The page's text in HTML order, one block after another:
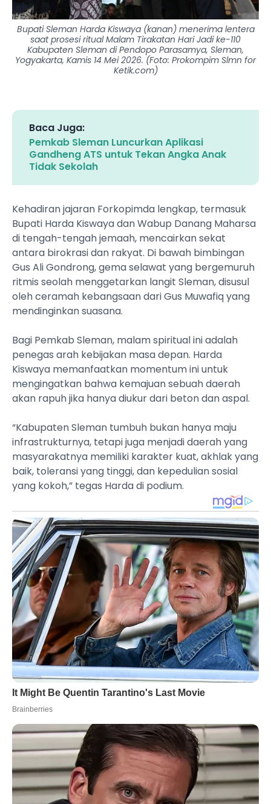
Bupati Sleman Harda Kiswaya (kanan) menerima lentera
saat prosesi ritual Malam Tirakatan Hari Jadi ke-110
Kabupaten Sleman di Pendopo Parasamya, Sleman,
Yogyakarta, Kamis 14 Mei 2026. (Foto: Prokompim Slmn for
Ketik.com)
Baca Juga:
Pemkab Sleman Luncurkan Aplikasi
Gandheng ATS untuk Tekan Angka Anak
Tidak Sekolah
Kehadiran jajaran Forkopimda lengkap, termasuk
Bupati Harda Kiswaya dan Wabup Danang Maharsa
di tengah-tengah jemaah, mencairkan sekat
antara birokrasi dan rakyat. Di bawah bimbingan
Gus Ali Gondrong, gema selawat yang bergemuruh
ritmis seolah menggetarkan langit Sleman, disusul
oleh ceramah kebangsaan dari Gus Muwafiq yang
mendinginkan suasana.
Bagi Pemkab Sleman, malam spiritual ini adalah
penegas arah kebijakan masa depan. Harda
Kiswaya memanfaatkan momentum ini untuk
mengingatkan bahwa kemajuan sebuah daerah
akan rapuh jika hanya diukur dari beton dan aspal.
“Kabupaten Sleman tumbuh bukan hanya maju
infrastrukturnya, tetapi juga menjadi daerah yang
masyarakatnya memiliki karakter kuat, akhlak yang
baik, toleransi yang tinggi, dan kepedulian sosial
yang kokoh,” tegas Harda di podium.